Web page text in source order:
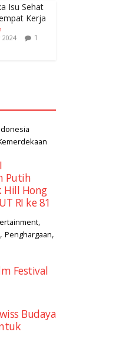
Isu Sehat
Kerja
1
Putih
Hill Hong
RI ke 81
,
, Penghargaan,
Festival
Budaya